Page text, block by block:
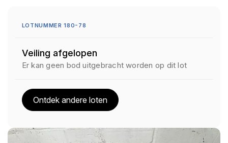
LOTNUMMER 180-78
Veiling afgelopen
Er kan geen bod uitgebracht worden op dit lot
Ontdek andere loten